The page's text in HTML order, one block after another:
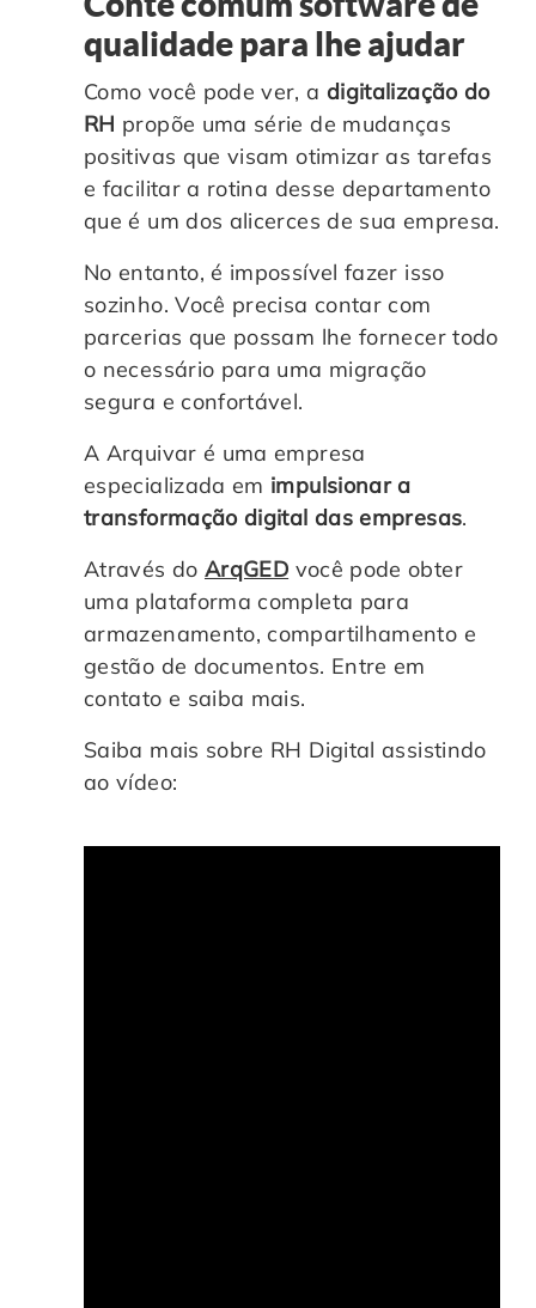
qualidade para lhe ajudar
Como você pode ver, a digitalização do
RH propõe uma série de mudanças
positivas que visam otimizar as tarefas
e facilitar a rotina desse departamento
que é um dos alicerces de sua empresa.
No entanto, é impossível fazer isso
sozinho. Você precisa contar com
parcerias que possam lhe fornecer todo
o necessário para uma migração
segura e confortável.
A Arquivar é uma empresa
especializada em impulsionar a
transformação digital das empresas.
Através do ArqGED você pode obter
uma plataforma completa para
armazenamento, compartilhamento e
gestão de documentos. Entre em
contato e saiba mais.
Saiba mais sobre RH Digital assistindo
ao vídeo: